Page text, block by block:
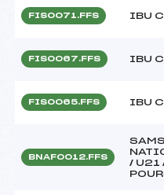
FIS0071.FFS IBU
FIS0067.FFS IBU
FIS0065.FFS IBU
BNAF0012.FFS
/ U21